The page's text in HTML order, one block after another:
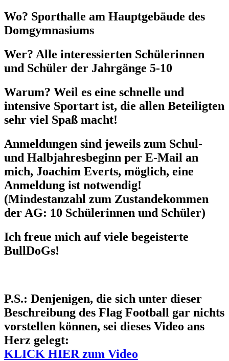
Wo? Sporthalle am Hauptgebäude des
Domgymnasiums
Wer? Alle interessierten Schülerinnen
und Schüler der Jahrgänge 5-10
Warum? Weil es eine schnelle und
intensive Sportart ist, die allen Beteiligten
sehr viel Spaß macht!
Anmeldungen sind jeweils zum Schul-
und Halbjahresbeginn per E-Mail an
mich, Joachim Everts, möglich, eine
Anmeldung ist notwendig!
(Mindestanzahl zum Zustandekommen
der AG: 10 Schülerinnen und Schüler)
Ich freue mich auf viele begeisterte
BullDoGs!
P.S.: Denjenigen, die sich unter dieser
Beschreibung des Flag Football gar nichts
vorstellen können, sei dieses Video ans
Herz gelegt:
KLICK HIER zum Video